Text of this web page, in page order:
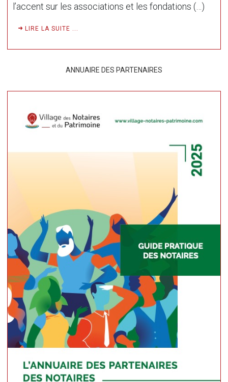
l’accent sur les associations et les fondations (…)
LIRE LA SUITE ...
ANNUAIRE DES PARTENAIRES